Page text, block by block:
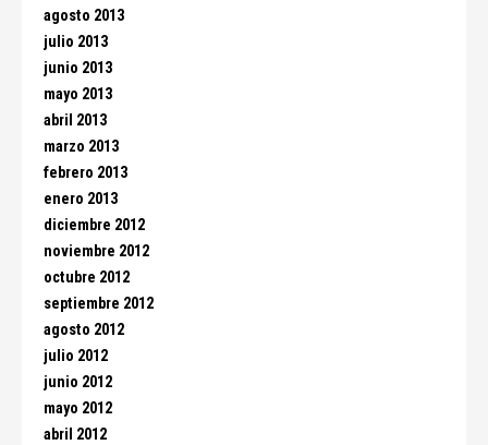
agosto 2013
julio 2013
junio 2013
mayo 2013
abril 2013
marzo 2013
febrero 2013
enero 2013
diciembre 2012
noviembre 2012
octubre 2012
septiembre 2012
agosto 2012
julio 2012
junio 2012
mayo 2012
abril 2012